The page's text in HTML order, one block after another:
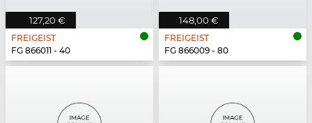
127,20 €
FREIGEIST
FG 866011 - 40
148,00 €
FREIGEIST
FG 866009 - 80